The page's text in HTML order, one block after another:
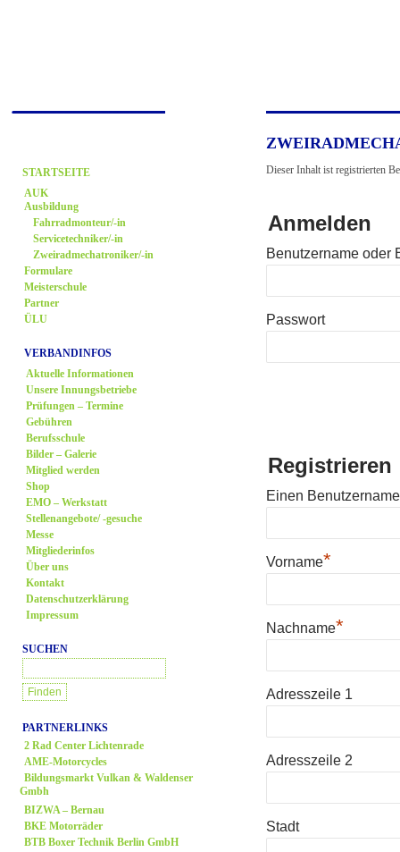
STARTSEITE
AUK
Ausbildung
Fahrradmonteur/-in
Servicetechniker/-in
Zweiradmechatroniker/-in
Formulare
Meisterschule
Partner
ÜLU
VERBANDINFOS
Aktuelle Informationen
Unsere Innungsbetriebe
Prüfungen – Termine
Gebühren
Berufsschule
Bilder – Galerie
Mitglied werden
Shop
EMO – Werkstatt
Stellenangebote/ -gesuche
Messe
Mitgliederinfos
Über uns
Kontakt
Datenschutzerklärung
Impressum
SUCHEN
PARTNERLINKS
2 Rad Center Lichtenrade
AME-Motorcycles
Bildungsmarkt Vulkan & Waldenser
Gmbh
BIZWA – Bernau
BKE Motorräder
BTB Boxer Technik Berlin GmbH
Dieser Inhalt ist registrierten
Anmelden
Benutzername oder
Passwort
Registrieren
Einen
Vorname*
Nachname*
Adresszeile 1
Adresszeile 2
Stadt